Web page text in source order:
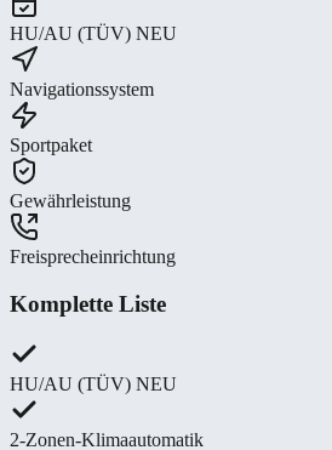
HU/AU (TÜV) NEU
Navigationssystem
Sportpaket
Gewährleistung
Freisprecheinrichtung
Komplette Liste
HU/AU (TÜV) NEU
2-Zonen-Klimaautomatik